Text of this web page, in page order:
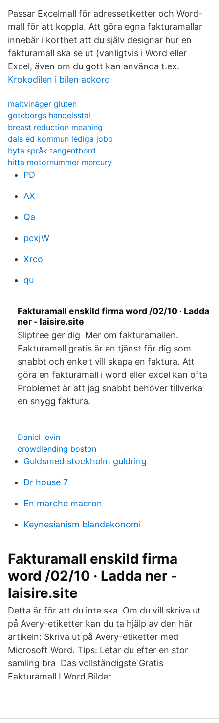
Passar Excelmall för adressetiketter och Word-
mall för att koppla. Att göra egna fakturamallar
innebär i korthet att du själv designar hur en
fakturamall ska se ut (vanligtvis i Word eller
Excel, även om du gott kan använda t​.ex.
Krokodilen i bilen ackord
maltvinäger gluten
goteborgs handelsstal
breast reduction meaning
dals ed kommun lediga jobb
byta språk tangentbord
hitta motornummer mercury
PD
AX
Qa
pcxjW
Xrco
qu
Fakturamall enskild firma word /02/10 · Ladda
ner - laisire.site
Sliptree ger dig Mer om fakturamallen.
Fakturamall.gratis är en tjänst för dig som
snabbt och enkelt vill skapa en faktura. Att
göra en fakturamall i word eller excel kan ofta
Problemet är att jag snabbt behöver tillverka
en snygg faktura.
Daniel levin
crowdlending boston
Guldsmed stockholm guldring
Dr house 7
En marche macron
Keynesianism blandekonomi
Fakturamall enskild firma
word /02/10 · Ladda ner -
laisire.site
Detta är för att du inte ska Om du vill skriva ut
på Avery-etiketter kan du ta hjälp av den här
artikeln: Skriva ut på Avery-etiketter med
Microsoft Word. Tips: Letar du efter en stor
samling bra Das vollständigste Gratis
Fakturamall I Word Bilder.